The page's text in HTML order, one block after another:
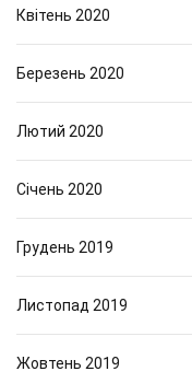
Квітень 2020
Березень 2020
Лютий 2020
Січень 2020
Грудень 2019
Листопад 2019
Жовтень 2019